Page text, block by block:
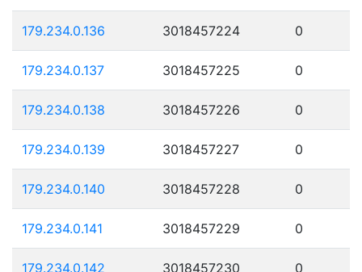
179.234.0.136 3018457224 0
179.234.0.137 3018457225 0
179.234.0.138 3018457226 0
179.234.0.139 3018457227 0
179.234.0.140 3018457228 0
179.234.0.141 3018457229 0
179.234.0.142 3018457230 0